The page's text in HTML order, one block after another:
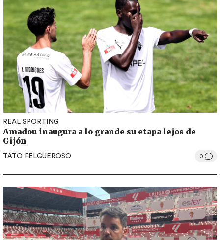
REAL SPORTING
Amadou inaugura a lo grande su etapa lejos de
Gijón
TATO FELGUEROSO 0